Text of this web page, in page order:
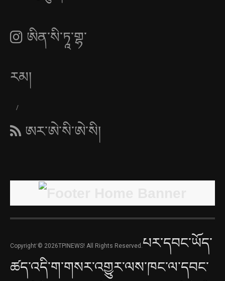
ཨིན་སི་ཏཱ་གྷ་
རམ།
ཨར་ཨེ་སི་ཨེ་སི།
Copyright་© 2026TPINEWS! All Rights Reserved. པར་དབང་ཡོད་
ཚད་འདི་ག་གསར་འགྱུར་ལས་ཁང་ལ་དབང་